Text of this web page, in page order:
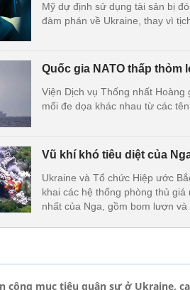
Mỹ dự định sử dụng tài sản bị
đàm phán về Ukraine, thay vì
Quốc gia NATO thấp
Viện Dịch vụ Thống nhất Hoàng
mối đe dọa khác nhau từ các
Vũ khí khó tiêu diệt của
Ukraine và Tổ chức Hiệp ước
khai các hệ thống phòng thủ
nhất của Nga, gồm bom lượn
công mục tiêu quân sự ở Ukraine,